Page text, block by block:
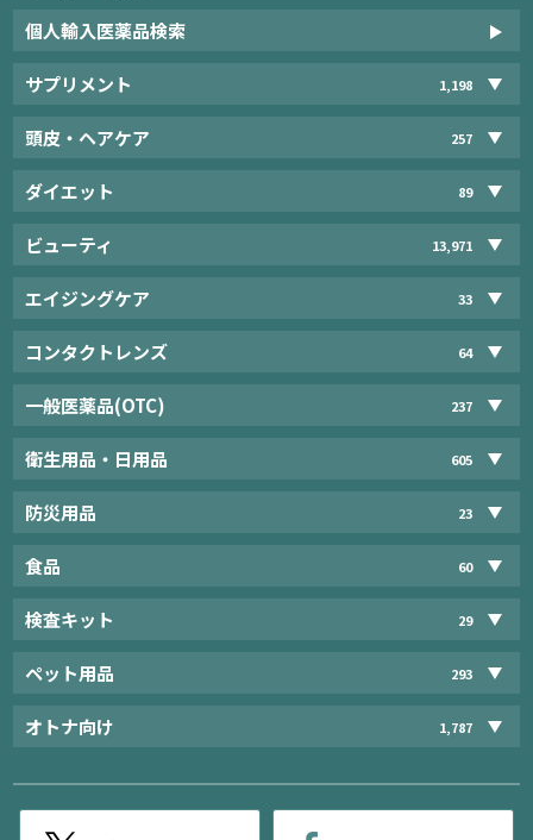
個人輸入医薬品検索
サプリメント 1,198
頭皮・ヘアケア 257
ダイエット 89
ビューティ 13,971
エイジングケア 33
コンタクトレンズ 64
一般医薬品(OTC) 237
衛生用品・日用品 605
防災用品 23
食品 60
検査キット 29
ペット用品 293
オトナ向け 1,787